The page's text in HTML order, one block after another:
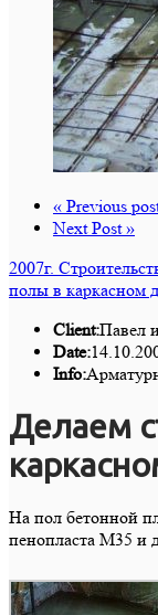
« Previous
Next Post »
2007г.
полы в каркасном
Client:Павел
Date:
Info:
Делаем
На пол бетонной
пенопласта М35 и